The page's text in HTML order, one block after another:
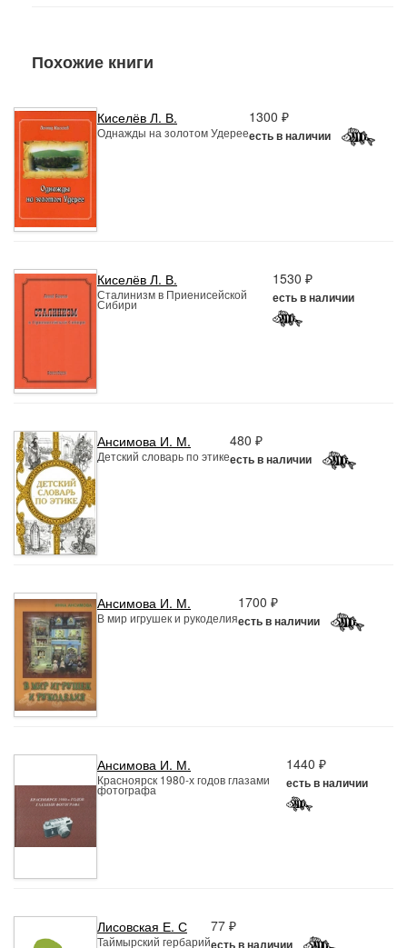
Похожие книги
Киселёв Л. В.
Однажды на золотом Удерее
1300 ₽
есть в наличии
Киселёв Л. В.
Сталинизм в Приенисейской
Сибири
1530 ₽
есть в наличии
Ансимова И. М.
Детский словарь по этике
480 ₽
есть в наличии
Ансимова И. М.
В мир игрушек и рукоделия
1700 ₽
есть в наличии
Ансимова И. М.
Красноярск 1980-х годов глазами
фотографа
1440 ₽
есть в наличии
Лисовская Е. С
Таймырский гербарий
77 ₽
есть в наличии